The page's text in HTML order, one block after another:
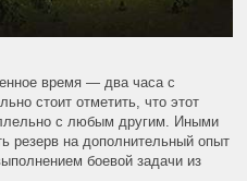
время — два часа с
стоит отметить, что этот
с любым другим. Иными
резерв на дополнительный опыт
боевой задачи из